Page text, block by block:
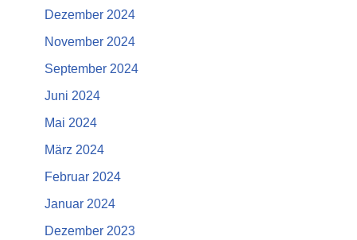
Dezember 2024
November 2024
September 2024
Juni 2024
Mai 2024
März 2024
Februar 2024
Januar 2024
Dezember 2023